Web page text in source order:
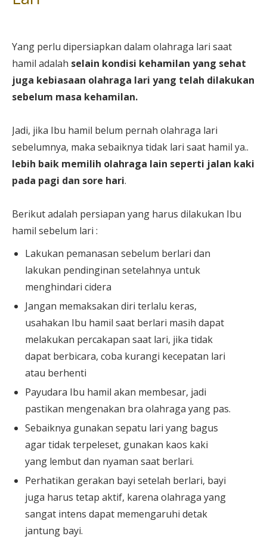
Yang perlu dipersiapkan dalam olahraga lari saat
hamil adalah selain kondisi kehamilan yang sehat
juga kebiasaan olahraga lari yang telah dilakukan
sebelum masa kehamilan.
Jadi, jika Ibu hamil belum pernah olahraga lari
sebelumnya, maka sebaiknya tidak lari saat hamil ya..
lebih baik memilih olahraga lain seperti jalan kaki
pada pagi dan sore hari.
Berikut adalah persiapan yang harus dilakukan Ibu
hamil sebelum lari :
Lakukan pemanasan sebelum berlari dan
lakukan pendinginan setelahnya untuk
menghindari cidera
Jangan memaksakan diri terlalu keras,
usahakan Ibu hamil saat berlari masih dapat
melakukan percakapan saat lari, jika tidak
dapat berbicara, coba kurangi kecepatan lari
atau berhenti
Payudara Ibu hamil akan membesar, jadi
pastikan mengenakan bra olahraga yang pas.
Sebaiknya gunakan sepatu lari yang bagus
agar tidak terpeleset, gunakan kaos kaki
yang lembut dan nyaman saat berlari.
Perhatikan gerakan bayi setelah berlari, bayi
juga harus tetap aktif, karena olahraga yang
sangat intens dapat memengaruhi detak
jantung bayi.